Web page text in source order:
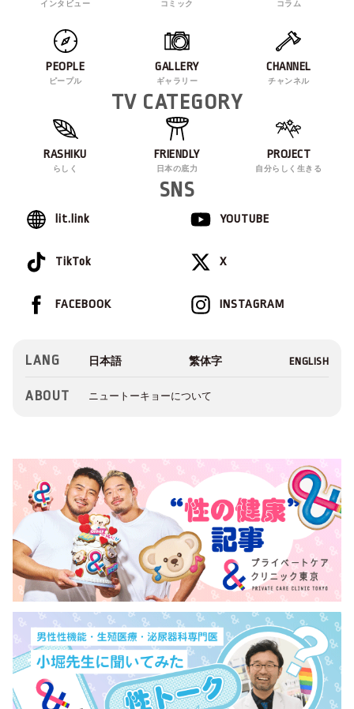
インタビュー コミック コラム
PEOPLE
ピープル
GALLERY
ギャラリー
CHANNEL
チャンネル
TV CATEGORY
RASHIKU
らしく
FRIENDLY
日本の底力
PROJECT
自分らしく生きる
SNS
lit.link YOUTUBE
TikTok X
INSTAGRAM
FACEBOOK
LANG
ABOUT ニュートーキョーについて